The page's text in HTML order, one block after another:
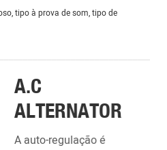
tipo à prova de som, tipo de
A.C
ALTERNATOR
A auto-regulação é